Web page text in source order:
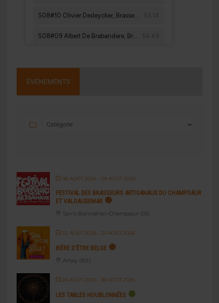
ÉVÉNEMENTS
08 AOÛT 2026- 09 AOÛT 2026
FESTIVAL DES BRASSEURS ARTISANAUX DU CHAMPSAUR
ET VALGAUDEMAR
Saint-Bonnet-en-Champsaur (05)
22 AOÛT 2026- 23 AOÛT 2026
BIÈRE D’ÊTRE BELGE
Amay (BE)
26 AOÛT 2026- 30 AOÛT 2026
LES TABLES HOUBLONNÉES